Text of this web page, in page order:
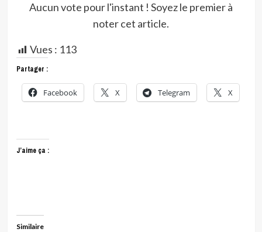
Aucun vote pour l'instant ! Soyez le premier à
noter cet article.
Vues : 113
Partager :
Facebook X Telegram X
J’aime ça :
Similaire